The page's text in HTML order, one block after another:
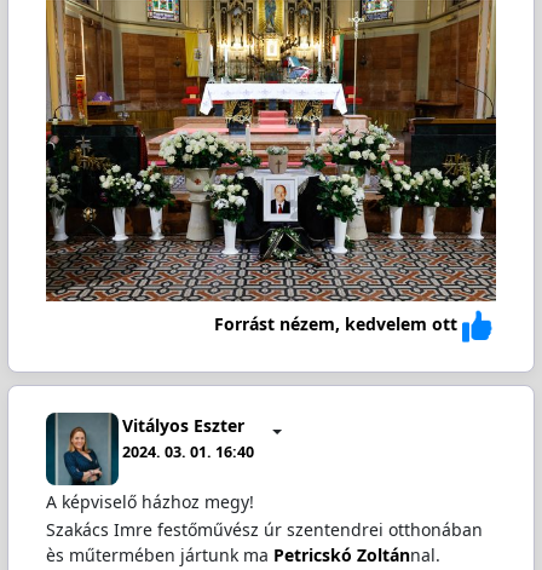
Forrást nézem, kedvelem ott
Vitályos Eszter
2024. 03. 01. 16:40
A képviselő házhoz megy!
Szakács Imre festőművész úr szentendrei otthonában
ès műtermében jártunk ma Petricskó Zoltánnal.